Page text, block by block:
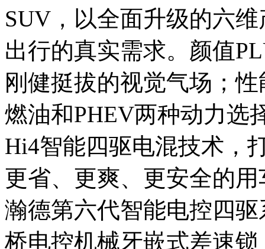
SUV，以全面升级的六
出行的真实需求。颜值
刚健挺拔的视觉气场；
燃油和PHEV两种动力选
Hi4智能四驱电混技术，
更省、更爽、更安全的
瀚德第六代智能电控四
桥电控机械牙嵌式差速